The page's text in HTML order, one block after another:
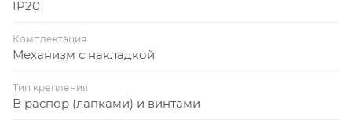
IP20
Комплектация
Механизм с накладкой
Тип крепления
В распор (лапками) и винтами